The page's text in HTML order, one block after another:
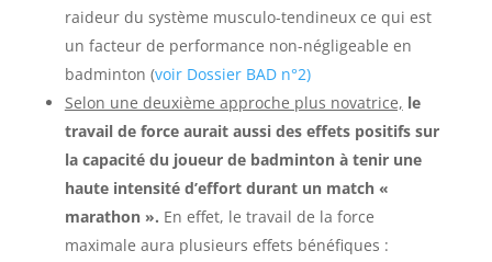
raideur du système musculo-tendineux ce qui est
un facteur de performance non-négligeable en
badminton (voir Dossier BAD n°2)
Selon une deuxième approche plus novatrice, le
travail de force aurait aussi des effets positifs sur
la capacité du joueur de badminton à tenir une
haute intensité d’effort durant un match «
marathon ». En effet, le travail de la force
maximale aura plusieurs effets bénéfiques :